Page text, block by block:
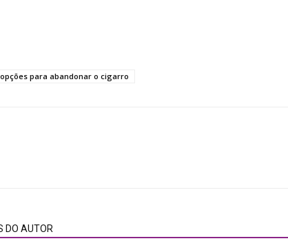
para abandonar o cigarro
DO AUTOR